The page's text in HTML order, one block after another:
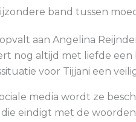
band tussen
aan Angelina
nog altijd met liefde een
voor Tijjani een
media wordt ze
die eindigt met de